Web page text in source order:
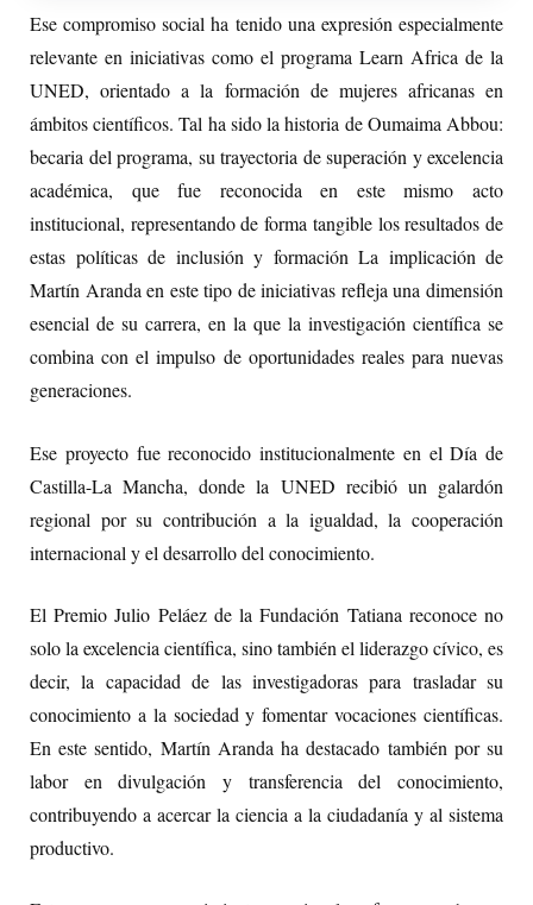
Ese compromiso social ha tenido una expresión especialmente
relevante en iniciativas como el programa Learn Africa de la
UNED, orientado a la formación de mujeres africanas en
ámbitos científicos. Tal ha sido la historia de Oumaima Abbou:
becaria del programa, su trayectoria de superación y excelencia
académica, que fue reconocida en este mismo acto
institucional, representando de forma tangible los resultados de
estas políticas de inclusión y formación La implicación de
Martín Aranda en este tipo de iniciativas refleja una dimensión
esencial de su carrera, en la que la investigación científica se
combina con el impulso de oportunidades reales para nuevas
generaciones.
Ese proyecto fue reconocido institucionalmente en el Día de
Castilla-La Mancha, donde la UNED recibió un galardón
regional por su contribución a la igualdad, la cooperación
internacional y el desarrollo del conocimiento.
El Premio Julio Peláez de la Fundación Tatiana reconoce no
solo la excelencia científica, sino también el liderazgo cívico, es
decir, la capacidad de las investigadoras para trasladar su
conocimiento a la sociedad y fomentar vocaciones científicas.
En este sentido, Martín Aranda ha destacado también por su
labor en divulgación y transferencia del conocimiento,
contribuyendo a acercar la ciencia a la ciudadanía y al sistema
productivo.